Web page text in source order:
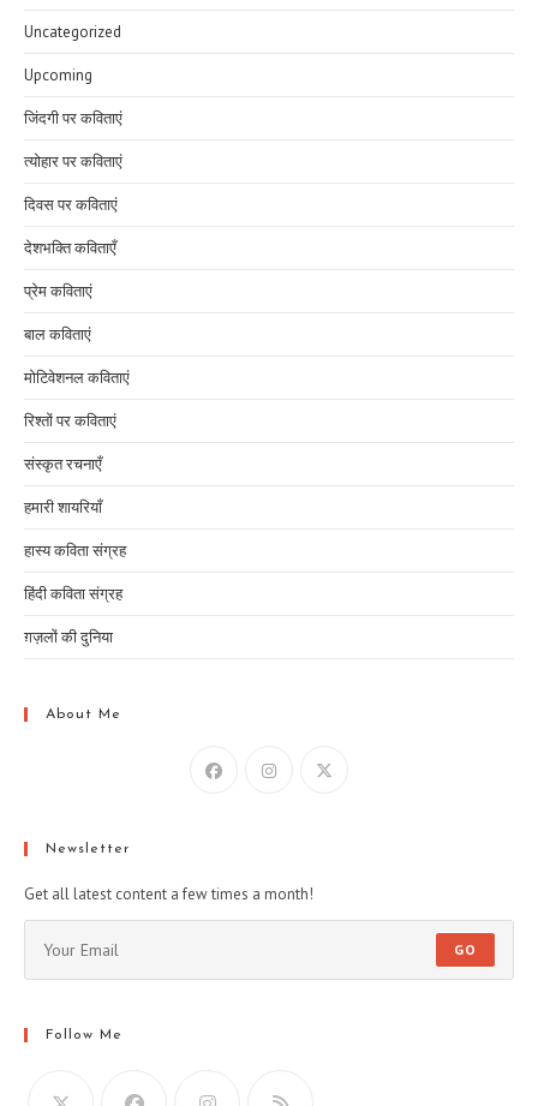
Uncategorized
Upcoming
जिंदगी पर कविताएं
त्योहार पर कविताएं
दिवस पर कविताएं
देशभक्ति कविताएँ
प्रेम कविताएं
बाल कविताएं
मोटिवेशनल कविताएं
रिश्तों पर कविताएं
संस्कृत रचनाएँ
हमारी शायरियाँ
हास्य कविता संग्रह
हिंदी कविता संग्रह
ग़ज़लों की दुनिया
About Me
Newsletter
Get all latest content a few times a month!
GO
Follow Me